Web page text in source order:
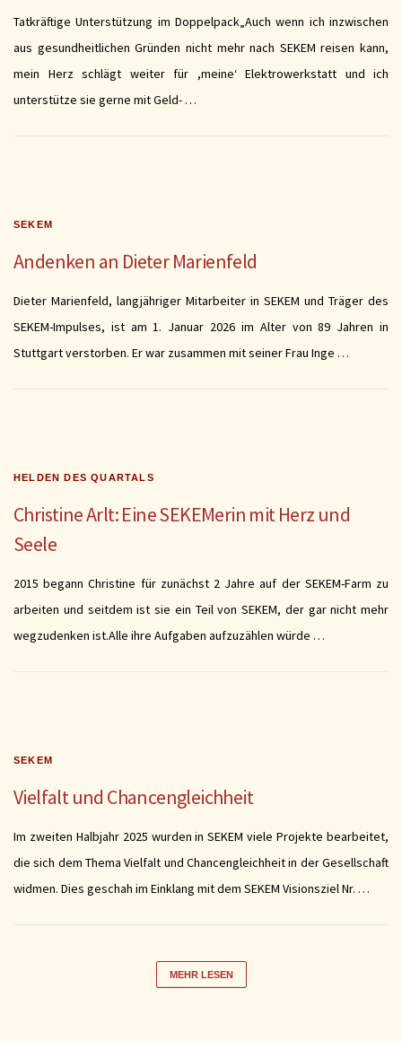
Tatkräftige Unterstützung im Doppelpack„Auch wenn ich inzwischen
aus gesundheitlichen Gründen nicht mehr nach SEKEM reisen kann,
mein Herz schlägt weiter für ,meine‘ Elektrowerkstatt und ich
unterstütze sie gerne mit Geld- …
SEKEM
Andenken an Dieter Marienfeld
Dieter Marienfeld, langjähriger Mitarbeiter in SEKEM und Träger des
SEKEM-Impulses, ist am 1. Januar 2026 im Alter von 89 Jahren in
Stuttgart verstorben. Er war zusammen mit seiner Frau Inge …
HELDEN DES QUARTALS
Christine Arlt: Eine SEKEMerin mit Herz und
Seele
2015 begann Christine für zunächst 2 Jahre auf der SEKEM-Farm zu
arbeiten und seitdem ist sie ein Teil von SEKEM, der gar nicht mehr
wegzudenken ist.Alle ihre Aufgaben aufzuzählen würde …
SEKEM
Vielfalt und Chancengleichheit
Im zweiten Halbjahr 2025 wurden in SEKEM viele Projekte bearbeitet,
die sich dem Thema Vielfalt und Chancengleichheit in der Gesellschaft
widmen. Dies geschah im Einklang mit dem SEKEM Visionsziel Nr. …
MEHR LESEN